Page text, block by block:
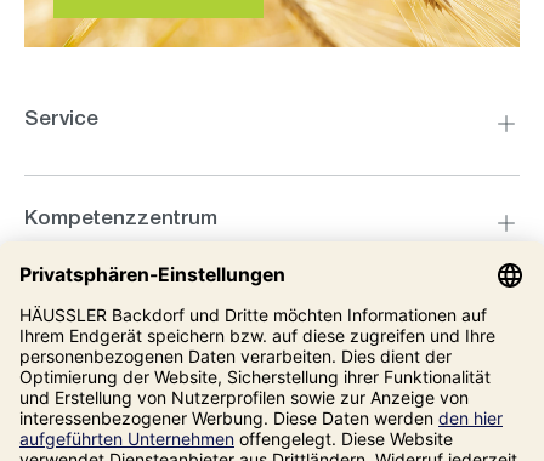
Service
Kompetenzzentrum
Informationen
Unsere Adresse